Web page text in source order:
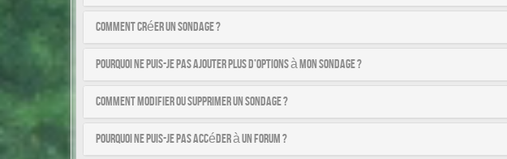
Comment créer un sondage ?
Pourquoi ne puis-je pas ajouter plus d’options à mon sondage ?
Comment modifier ou supprimer un sondage ?
Pourquoi ne puis-je pas accéder à un forum ?